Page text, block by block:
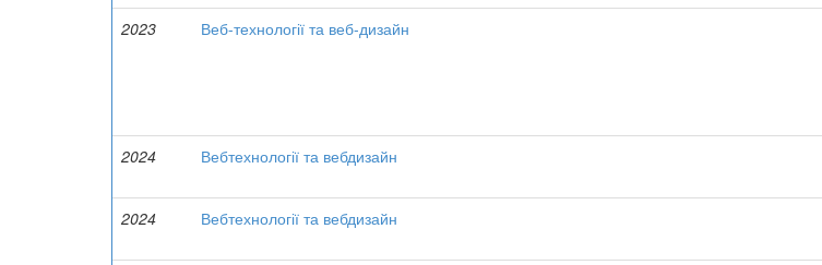
2023
Веб-технології та веб-дизайн
2024
Вебтехнології та вебдизайн
2024
Вебтехнології та вебдизайн